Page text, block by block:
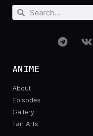
ANIME
About
Episodes
Gallery
Fan Arts